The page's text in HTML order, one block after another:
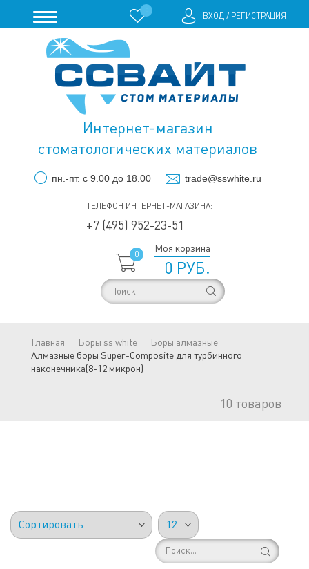
0
ВХОД/ РЕГИСТРАЦИЯ
Интернет-магазин
стоматологических материалов
пн.-пт. с 9.00 до 18.00 trade@sswhite.ru
ТЕЛЕФОН ИНТЕРНЕТ-МАГАЗИНА:
+7 (495) 952-23-51
0
Моя корзина
0 РУБ.
Главная Боры ss white
Боры алмазные
Алмазные боры Super-Composite для турбинного
наконечника(8-12 микрон)
10 товаров